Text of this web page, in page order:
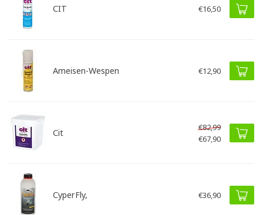
CIT €16,50
Ameisen-Wespen €12,90
Cit
€82,99
€67,90
CyperFly, €36,90